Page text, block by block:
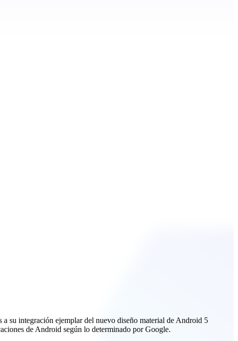
su integración ejemplar del nuevo diseño material de Android 5
de Android según lo determinado por Google.